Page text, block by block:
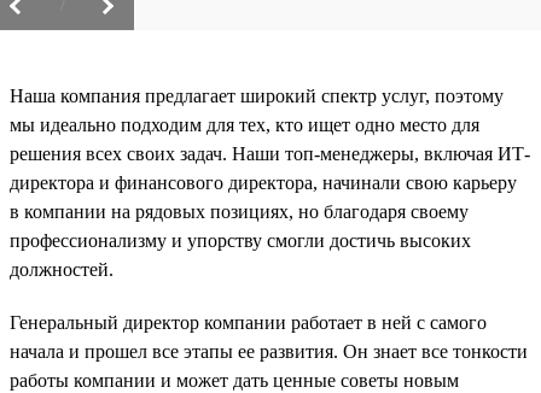
Наша компания предлагает широкий спектр услуг, поэтому
мы идеально подходим для тех, кто ищет одно место для
решения всех своих задач. Наши топ-менеджеры, включая ИТ-
директора и финансового директора, начинали свою карьеру
в компании на рядовых позициях, но благодаря своему
профессионализму и упорству смогли достичь высоких
должностей.
Генеральный директор компании работает в ней с самого
начала и прошел все этапы ее развития. Он знает все тонкости
работы компании и может дать ценные советы новым